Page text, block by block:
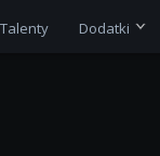
Talenty Dodatki